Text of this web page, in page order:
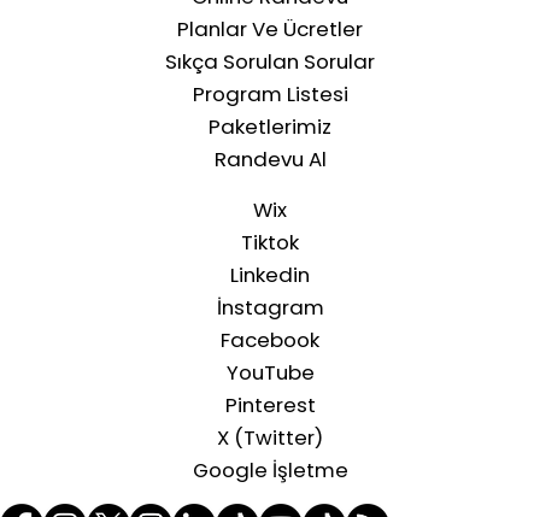
Planlar Ve Ücretler
Sıkça Sorulan Sorular
Program Listesi
Paketlerimiz
Randevu Al
Wix
Tiktok
Linkedin
İnstagram
Facebook
YouTube
Pinterest
X (Twitter)
Google İşletme